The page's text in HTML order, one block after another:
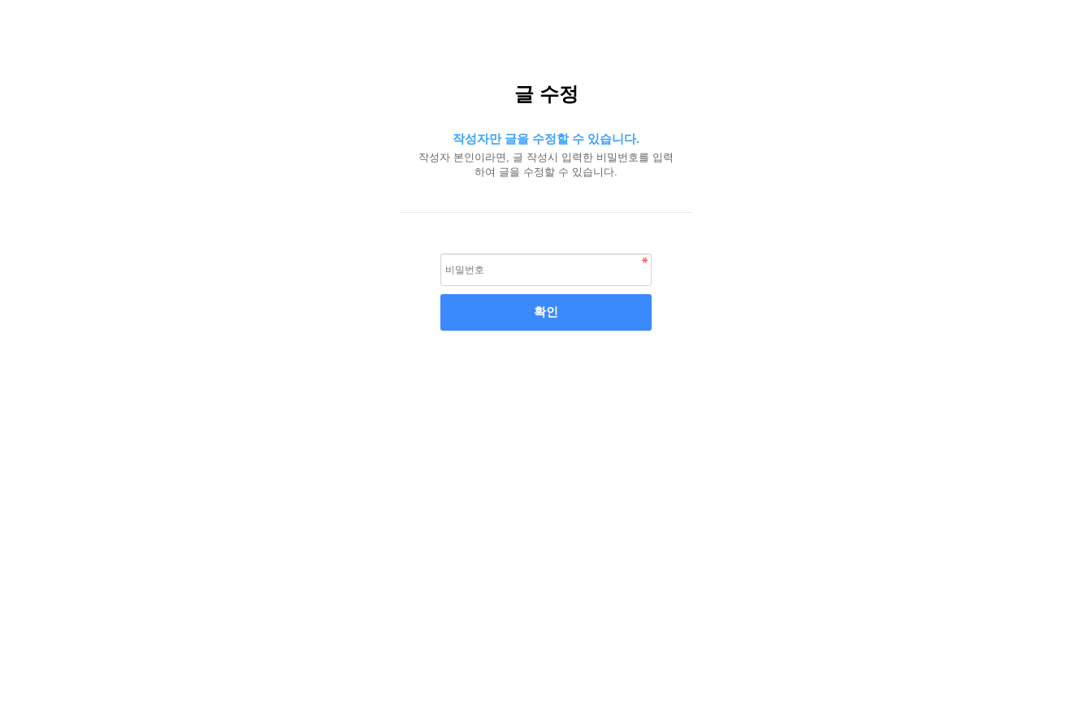
글 수정
작성자만 글을 수정할 수 있습니다.
작성자 본인이라면, 글 작성시 입력한 비밀번호를 입력
하여 글을 수정할 수 있습니다.